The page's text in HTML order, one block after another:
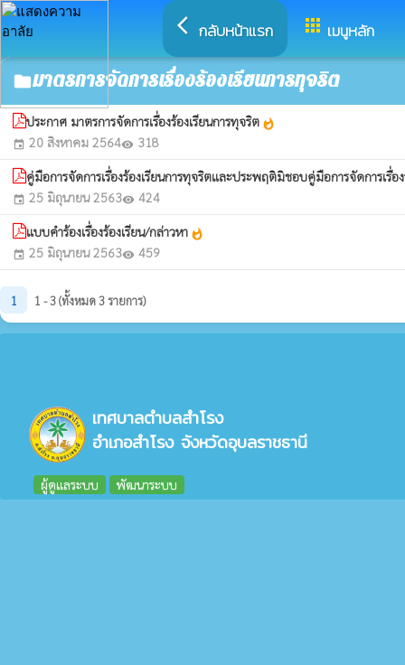
arrow_back_ios กลับหน้าแรก apps เมนูหลัก
folderมาตรการจัดการเรื่องร้องเรียนการทุจริต
ประกาศ มาตรการจัดการเรื่องร้องเรียนการทุจริต whatshot
event 20 สิงหาคม 2564visibility 318
คู่มือการจัดการเรื่องร้องเรียนการทุจริตและประพฤติมิชอบคู่มือการจัดการเรื่
event 25 มิถุนายน 2563visibility 424
แบบคำร้องเรื่องร้องเรียน/กล่าวหา whatshot
event 25 มิถุนายน 2563visibility 459
1 1 - 3 (ทั้งหมด 3 รายการ)
เทศบาลตำบลสำโรง
อำเภอสำโรง จังหวัดอุบลราชธานี
ผู้ดูแลระบบ พัฒนาระบบ